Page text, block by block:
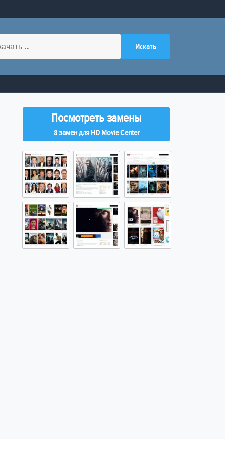
Посмотреть замены
8 замен для HD Movie Center